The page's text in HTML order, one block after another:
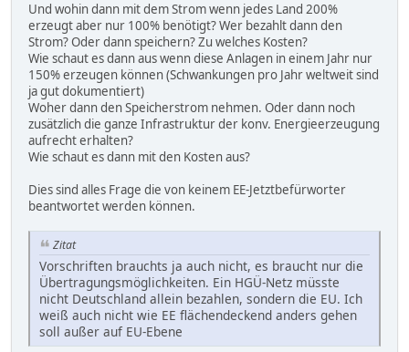
Und wohin dann mit dem Strom wenn jedes Land 200%
erzeugt aber nur 100% benötigt? Wer bezahlt dann den
Strom? Oder dann speichern? Zu welches Kosten?
Wie schaut es dann aus wenn diese Anlagen in einem Jahr nur
150% erzeugen können (Schwankungen pro Jahr weltweit sind
ja gut dokumentiert)
Woher dann den Speicherstrom nehmen. Oder dann noch
zusätzlich die ganze Infrastruktur der konv. Energieerzeugung
aufrecht erhalten?
Wie schaut es dann mit den Kosten aus?
Dies sind alles Frage die von keinem EE-Jetztbefürworter
beantwortet werden können.
Zitat
Vorschriften brauchts ja auch nicht, es braucht nur die
Übertragungsmöglichkeiten. Ein HGÜ-Netz müsste
nicht Deutschland allein bezahlen, sondern die EU. Ich
weiß auch nicht wie EE flächendeckend anders gehen
soll außer auf EU-Ebene